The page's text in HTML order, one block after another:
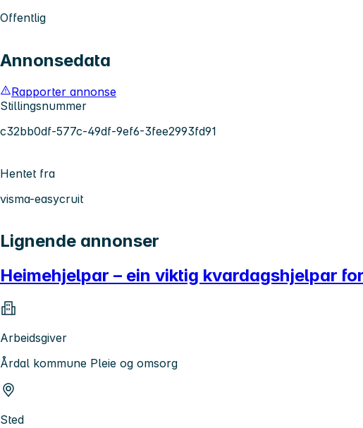
Offentlig
Annonsedata
Rapporter annonse
Stillingsnummer
c32bb0df-577c-49df-9ef6-3fee2993fd91
Hentet fra
visma-easycruit
Lignende annonser
Heimehjelpar – ein viktig kvardagshjelpar
Arbeidsgiver
Årdal kommune Pleie og omsorg
Sted